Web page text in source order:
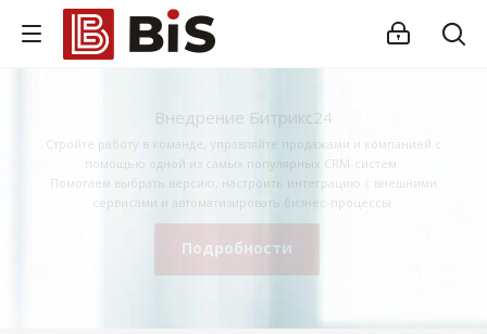
Внедрение Битрикс24
Стройте работу в команде, управляйте продажами и компанией с
помощью одной из самых популярных CRM-систем.
Помогаем выбрать версию, настроить интеграцию с внешними
сервисами и автоматизировать бизнес-процессы.
Подробности